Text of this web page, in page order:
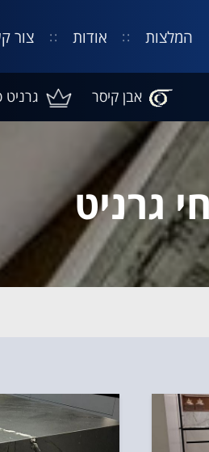
המלצות אודות צור
אבן קיסר
גרניט